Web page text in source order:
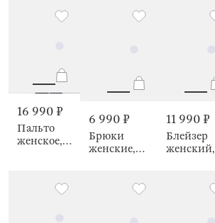
16 990 ₽
Пальто
женское,
6 990 ₽
Брюки
женские,
11 990 ₽
Блейзер
женский,